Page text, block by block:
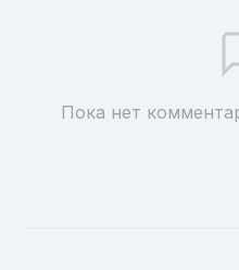
Пока нет